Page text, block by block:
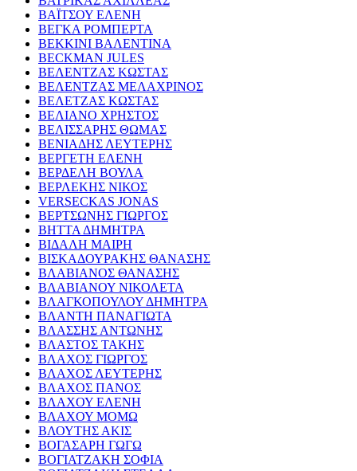
ΒΑΪΤΣΟΥ ΕΛΕΝΗ
ΒΕΓΚΑ ΡΟΜΠΕΡΤΑ
ΒΕΚΚΙΝΙ ΒΑΛΕΝΤΙΝΑ
BECKMAN JULES
ΒΕΛΕΝΤΖΑΣ ΚΩΣΤΑΣ
ΒΕΛΕΝΤΖΑΣ ΜΕΛΑΧΡΙΝΟΣ
ΒΕΛΕΤΖΑΣ ΚΩΣΤΑΣ
ΒΕΛΙΑΝΟ ΧΡΗΣΤΟΣ
ΒΕΛΙΣΣΑΡΗΣ ΘΩΜΑΣ
ΒΕΝΙΑΔΗΣ ΛΕΥΤΕΡΗΣ
ΒΕΡΓΕΤΗ ΕΛΕΝΗ
ΒΕΡΔΕΛΗ ΒΟΥΛΑ
ΒΕΡΛΕΚΗΣ ΝΙΚΟΣ
VERSECKAS JONAS
ΒΕΡΤΣΩΝΗΣ ΓΙΩΡΓΟΣ
ΒΗΤΤΑ ΔΗΜΗΤΡΑ
ΒΙΔΑΛΗ ΜΑΙΡΗ
ΒΙΣΚΑΔΟΥΡΑΚΗΣ ΘΑΝΑΣΗΣ
ΒΛΑΒΙΑΝΟΣ ΘΑΝΑΣΗΣ
ΒΛΑΒΙΑΝΟΥ ΝΙΚΟΛΕΤΑ
ΒΛΑΓΚΟΠΟΥΛΟΥ ΔΗΜΗΤΡΑ
ΒΛΑΝΤΗ ΠΑΝΑΓΙΩΤΑ
ΒΛΑΣΣΗΣ ΑΝΤΩΝΗΣ
ΒΛΑΣΤΟΣ ΤΑΚΗΣ
ΒΛΑΧΟΣ ΓΙΩΡΓΟΣ
ΒΛΑΧΟΣ ΛΕΥΤΕΡΗΣ
ΒΛΑΧΟΣ ΠΑΝΟΣ
ΒΛΑΧΟΥ ΕΛΕΝΗ
ΒΛΑΧΟΥ ΜΟΜΩ
ΒΛΟΥΤΗΣ ΑΚΙΣ
ΒΟΓΑΣΑΡΗ ΓΩΓΩ
ΒΟΓΙΑΤΖΑΚΗ ΣΟΦΙΑ